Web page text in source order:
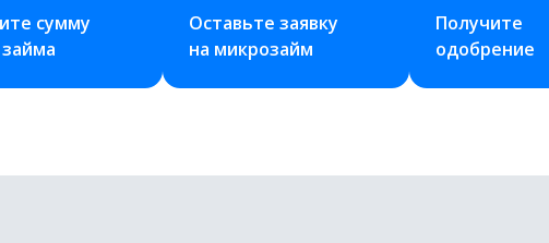
сумму
Оставьте заявку
на микрозайм
Получите
одобрение